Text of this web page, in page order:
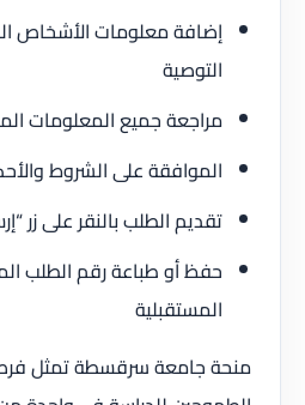
إضافة معلومات الأشخاص
التوصية
مراجعة جميع المعلومات
الموافقة على الشروط
تقديم الطلب بالنقر على زر
حفظ أو طباعة رقم الطلب
المستقبلية
منحة جامعة سرقسطة تمثل